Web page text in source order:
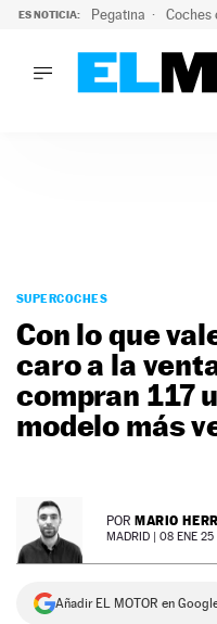
ES NOTICIA: Pegatina Coches
PODCAST
MOTOS
TECNOLOGÍA
NEWSLETTER
SUPERCOCHES
Con lo que
caro a la
compran 117
modelo más
POR MARIO
MADRID | 08 ENE
Añadir EL MOTOR en